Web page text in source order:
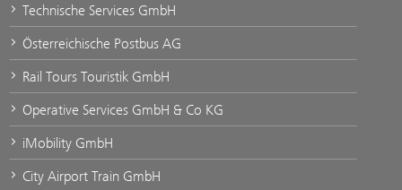
Technische Services GmbH
Österreichische Postbus AG
Rail Tours Touristik GmbH
Operative Services GmbH & Co KG
iMobility GmbH
City Airport Train GmbH